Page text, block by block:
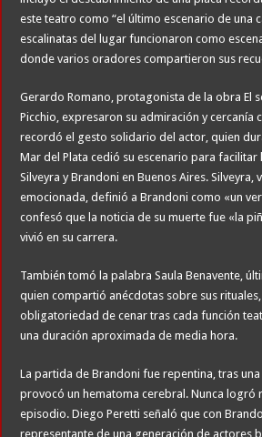
este teatro como “el último escenario de una
escalinatas del lugar funcionaron como
donde varios oradores compartieron sus
Gerardo Romano, protagonista de la obra El
Picchio, expresaron su admiración y cercanía
recordó el gesto solidario del actor, quien
Mar del Plata cedió su escenario para facilitar
Silveyra y Brandoni en Buenos Aires. Silveyra,
emocionada, definió a Brandoni como «un
confesó que la noticia de su muerte fue «la
vivió en su carrera.
También tomó la palabra Saula Benavente,
quien compartió anécdotas sobre sus
obligatoriedad de cenar tras cada función
una duración aproximada de media hora.
La partida de Brandoni fue repentina, tras
provocó un hematoma cerebral. Nunca logró
episodio. Diego Peretti señaló que con
representante de una generación de actores